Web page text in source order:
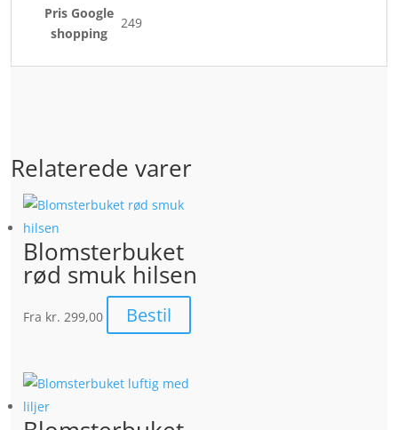
Pris Google
shopping
249
Relaterede varer
Blomsterbuket
rød smuk hilsen
Fra kr. 299,00 Bestil